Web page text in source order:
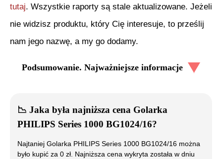
tutaj. Wszystkie raporty są stale aktualizowane. Jeżeli
nie widzisz produktu, który Cię interesuje, to prześlij
nam jego nazwę, a my go dodamy.
Podsumowanie. Najważniejsze informacje
📉 Jaka była najniższa cena Golarka
PHILIPS Series 1000 BG1024/16?
Najtaniej Golarka PHILIPS Series 1000 BG1024/16 można
było kupić za 0 zł. Najniższa cena wykryta została w dniu